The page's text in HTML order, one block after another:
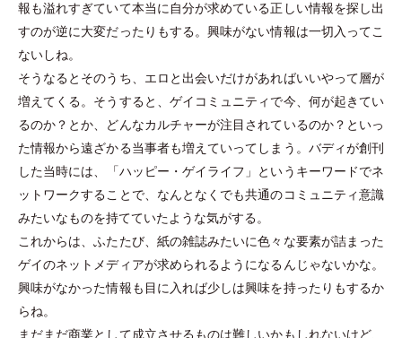
報も溢れすぎていて本当に自分が求めている正しい情報を探し出
すのが逆に大変だったりもする。興味がない情報は一切入ってこ
ないしね。
そうなるとそのうち、エロと出会いだけがあればいいやって層が
増えてくる。そうすると、ゲイコミュニティで今、何が起きてい
るのか？とか、どんなカルチャーが注目されているのか？といっ
た情報から遠ざかる当事者も増えていってしまう。バディが創刊
した当時には、
「ハッピー ・ ゲイライフ 」
というキーワードでネ
ットワークすることで、なんとなくでも共通のコミュニティ意識
みたいなものを持てていたような気がする。
これからは、ふたたび、紙の雑誌みたいに色々な要素が詰まった
ゲイのネットメディアが求められるようになるんじゃないかな。
興味がなかった情報も目に入れば少しは興味を持ったりもするか
らね。
まだまだ商業として成立させるものは難しいかもしれないけど、